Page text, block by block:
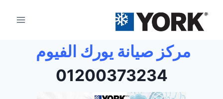
مركز صيانة يورك الفيوم
01200373234